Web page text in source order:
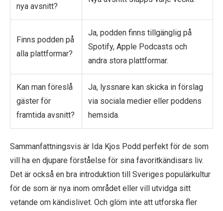
nya avsnitt?
Finns podden på
alla plattformar?
Ja, podden finns tillgänglig på
Spotify, Apple Podcasts och
andra stora plattformar.
Kan man föreslå
gäster för
framtida avsnitt?
Ja, lyssnare kan skicka in förslag
via sociala medier eller poddens
hemsida.
Sammanfattningsvis är Ida Kjos Podd perfekt för de som
vill ha en djupare förståelse för sina favoritkändisars liv.
Det är också en bra introduktion till Sveriges populärkultur
för de som är nya inom området eller vill utvidga sitt
vetande om kändislivet. Och glöm inte att utforska fler